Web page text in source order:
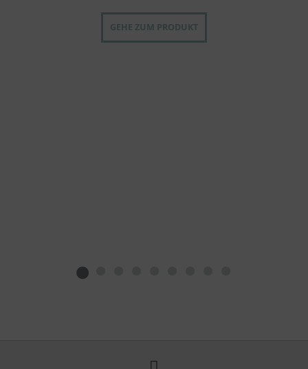
GEHE ZUM PRODUKT